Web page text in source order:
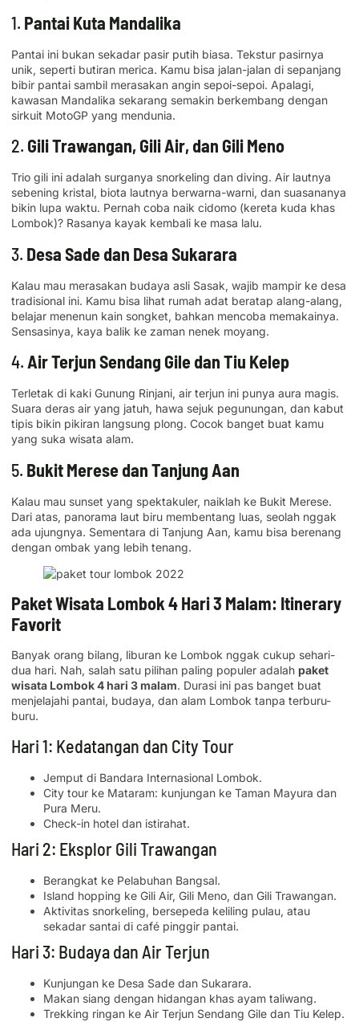
1. Pantai Kuta Mandalika
Pantai ini bukan sekadar pasir putih biasa. Tekstur pasirnya
unik, seperti butiran merica. Kamu bisa jalan-jalan di sepanjang
bibir pantai sambil merasakan angin sepoi-sepoi. Apalagi,
kawasan Mandalika sekarang semakin berkembang dengan
sirkuit MotoGP yang mendunia.
2. Gili Trawangan, Gili Air, dan Gili Meno
Trio gili ini adalah surganya snorkeling dan diving. Air lautnya
sebening kristal, biota lautnya berwarna-warni, dan suasananya
bikin lupa waktu. Pernah coba naik cidomo (kereta kuda khas
Lombok)? Rasanya kayak kembali ke masa lalu.
3. Desa Sade dan Desa Sukarara
Kalau mau merasakan budaya asli Sasak, wajib mampir ke desa
tradisional ini. Kamu bisa lihat rumah adat beratap alang-alang,
belajar menenun kain songket, bahkan mencoba memakainya.
Sensasinya, kaya balik ke zaman nenek moyang.
4. Air Terjun Sendang Gile dan Tiu Kelep
Terletak di kaki Gunung Rinjani, air terjun ini punya aura magis.
Suara deras air yang jatuh, hawa sejuk pegunungan, dan kabut
tipis bikin pikiran langsung plong. Cocok banget buat kamu
yang suka wisata alam.
5. Bukit Merese dan Tanjung Aan
Kalau mau sunset yang spektakuler, naiklah ke Bukit Merese.
Dari atas, panorama laut biru membentang luas, seolah nggak
ada ujungnya. Sementara di Tanjung Aan, kamu bisa berenang
dengan ombak yang lebih tenang.
Paket Wisata Lombok 4 Hari 3 Malam: Itinerary
Favorit
Banyak orang bilang, liburan ke Lombok nggak cukup sehari-
dua hari. Nah, salah satu pilihan paling populer adalah paket
wisata Lombok 4 hari 3 malam. Durasi ini pas banget buat
menjelajahi pantai, budaya, dan alam Lombok tanpa terburu-
buru.
Hari 1: Kedatangan dan City Tour
Jemput di Bandara Internasional Lombok.
City tour ke Mataram: kunjungan ke Taman Mayura dan
Pura Meru.
Check-in hotel dan istirahat.
Hari 2: Eksplor Gili Trawangan
Berangkat ke Pelabuhan Bangsal.
Island hopping ke Gili Air, Gili Meno, dan Gili Trawangan.
Aktivitas snorkeling, bersepeda keliling pulau, atau
sekadar santai di café pinggir pantai.
Hari 3: Budaya dan Air Terjun
Kunjungan ke Desa Sade dan Sukarara.
Makan siang dengan hidangan khas ayam taliwang.
Trekking ringan ke Air Terjun Sendang Gile dan Tiu Kelep.